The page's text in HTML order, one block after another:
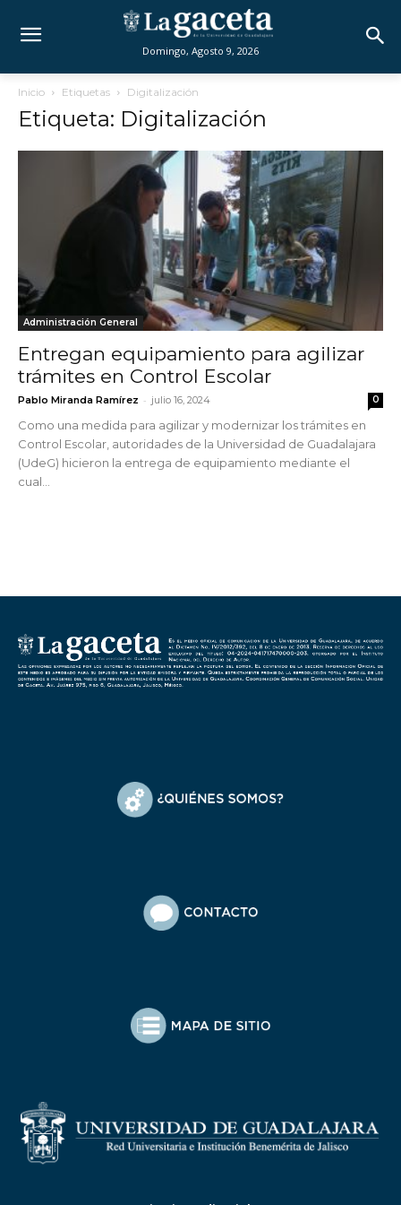
Domingo, Agosto 9, 2026
Inicio Etiquetas Digitalización
Etiqueta: Digitalización
Administración General
Entregan equipamiento para agilizar
trámites en Control Escolar
Pablo Miranda Ramírez - julio 16, 2024 0
Como una medida para agilizar y modernizar los trámites en
Control Escolar, autoridades de la Universidad de Guadalajara
(UdeG) hicieron la entrega de equipamiento mediante el
cual...